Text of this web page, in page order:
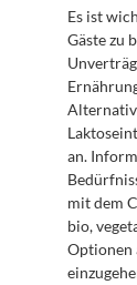
Es ist
Gäste zu
an.
mit dem
bio,
Optionen